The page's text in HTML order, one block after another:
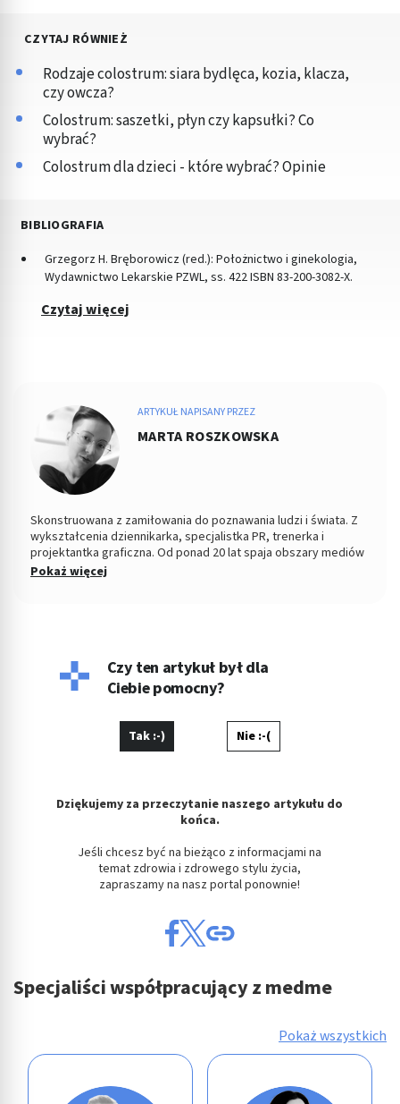
CZYTAJ RÓWNIEŻ
Rodzaje colostrum: siara bydlęca, kozia, klacza,
czy owcza?
Colostrum: saszetki, płyn czy kapsułki? Co
wybrać?
Colostrum dla dzieci - które wybrać? Opinie
BIBLIOGRAFIA
Grzegorz H. Bręborowicz (red.): Położnictwo i ginekologia,
Wydawnictwo Lekarskie PZWL, ss. 422 ISBN 83-200-3082-X.
Czytaj więcej
ARTYKUŁ NAPISANY PRZEZ
MARTA ROSZKOWSKA
Skonstruowana z zamiłowania do poznawania ludzi i świata. Z
wykształcenia dziennikarka, specjalistka PR, trenerka i
projektantka graficzna. Od ponad 20 lat spaja obszary mediów
tradycyjnych z nowymi, współpracując po drodze z
Pokaż więcej
Czy ten artykuł był dla
Ciebie pomocny?
Tak :-) Nie :-(
Dziękujemy za przeczytanie naszego artykułu do
końca.
Jeśli chcesz być na bieżąco z informacjami na
temat zdrowia i zdrowego stylu życia,
zapraszamy na nasz portal ponownie!
Specjaliści współpracujący z medme
Pokaż wszystkich